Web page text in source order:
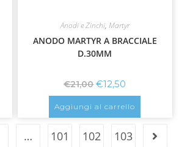
Anodi e Zinchi, Martyr
ANODO MARTYR A BRACCIALE
D.30MM
€21,00 €12,50
Aggiungi al carrello
… 101 102 103